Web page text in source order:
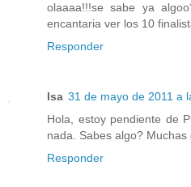
olaaaa!!!se sabe ya
encantaria ver los 10
Responder
Isa 31 de mayo de 2011 a
Hola, estoy pendiente de
nada. Sabes algo? Muchas
Responder